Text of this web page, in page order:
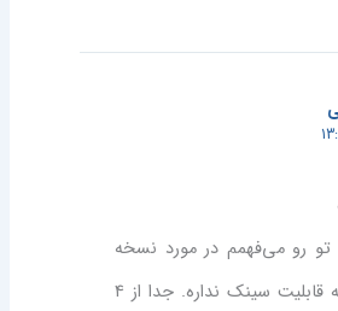
تو رو می‌فهمم در مورد نسخه
رایگانش که قابلیت سینک نداره. جدا از ۴